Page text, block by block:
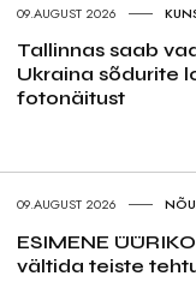
09.AUGUST 2026
Tallinnas saab
Ukraina sõdurite
fotonäitust
09.AUGUST 2026
ESIMENE
vältida teiste